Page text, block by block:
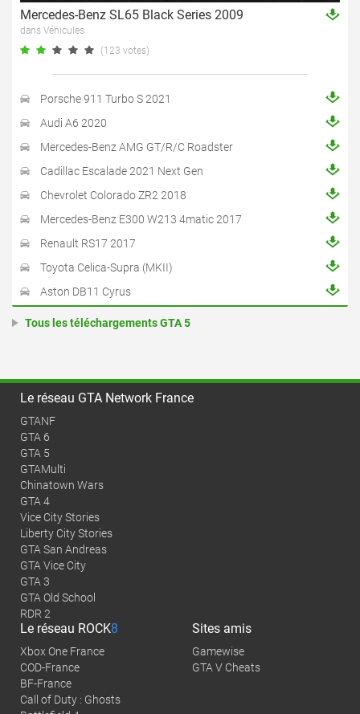
Mercedes-Benz SL65 Black Series 2009
dans Véhicules
(123 votes)
Porsche 911 Turbo S 2021
Audi A6 2020
Mercedes-Benz AMG GT/R/C Roadster
Cadillac Escalade 2021 Next Gen
Chevrolet Colorado ZR2 2018
Mercedes-Benz E300 W213 4matic 2017
Renault RS17 2017
Toyota Celica-Supra (MKII)
Aston DB11 Cyrus
Tous les téléchargements GTA 5
Le réseau GTA Network France
GTANF
GTA 6
GTA 5
GTAMulti
Chinatown Wars
GTA 4
Vice City Stories
Liberty City Stories
GTA San Andreas
GTA Vice City
GTA 3
GTA Old School
RDR 2
Le réseau ROCK8
Xbox One France
COD-France
BF-France
Call of Duty : Ghosts
Sites amis
Gamewise
GTA V Cheats